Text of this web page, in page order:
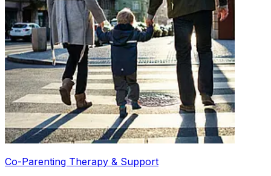
Co-Parenting Therapy & Support